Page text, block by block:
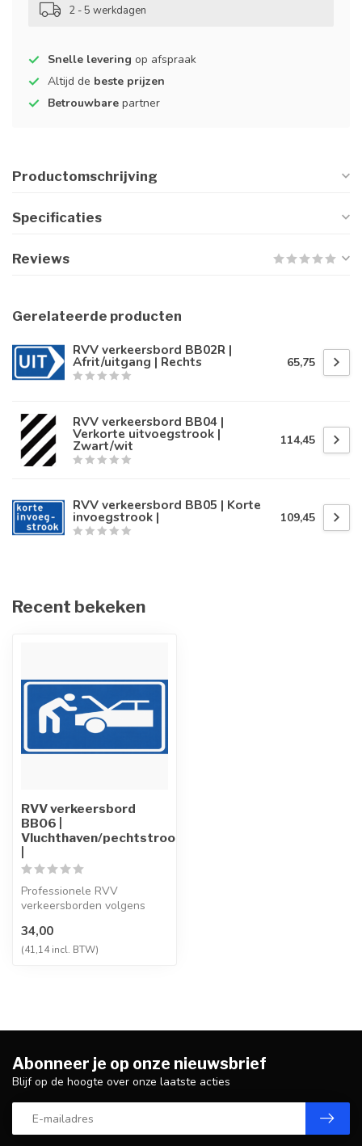
2 - 5 werkdagen
Snelle levering op afspraak
Altijd de beste prijzen
Betrouwbare partner
Productomschrijving
Specificaties
Reviews
Gerelateerde producten
RVV verkeersbord BB02R |
Afrit/uitgang | Rechts 65,75
RVV verkeersbord BB04 |
Verkorte uitvoegstrook |
Zwart/wit 114,45
RVV verkeersbord BB05 | Korte
invoegstrook | 109,45
Recent bekeken
RVV verkeersbord
BB06 |
Vluchthaven/pechtstrook
Professionele RVV
verkeersborden volgens
vervaardigd uit hoogwaa...
34,00
(41,14 incl. BTW)
Abonneer je op onze nieuwsbrief
Blijf op de hoogte over onze laatste acties